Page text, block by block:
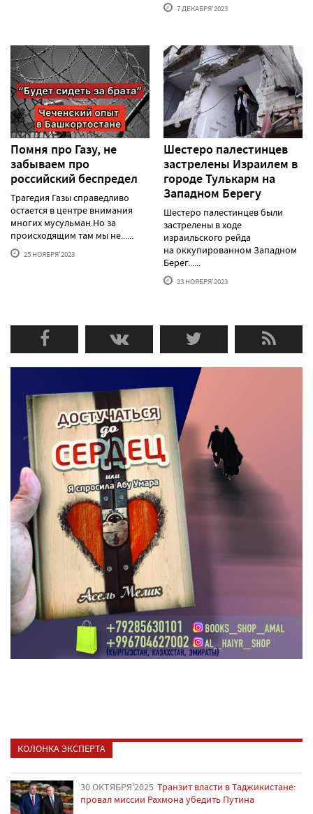
7 ДЕКАБРЯ'2023
Помня про Газу, не
забываем про
российский беспредел
Трагедия Газы справедливо
остается в центре внимания
многих мусульман.Но за
происходящим там мы не......
25 НОЯБРЯ'2023
Шестеро палестинцев
застрелены Израилем в
городе Тулькарм на
Западном Берегу
Шестеро палестинцев были
застрелены в ходе
израильского рейда
на оккупированном Западном
Берег......
23 НОЯБРЯ'2023
КОЛОНКА ЭКСПЕРТА
30 ОКТЯБРЯ'2025 Транзит власти в Таджикистане:
провал миссии Рахмона убедить Путина